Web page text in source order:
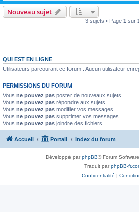
Nouveau sujet
3 sujets • Page 1 sur
QUI EST EN LIGNE
Utilisateurs parcourant ce forum : Aucun utilisateur
PERMISSIONS DU FORUM
Vous ne pouvez pas poster de nouveaux sujets
Vous ne pouvez pas répondre aux sujets
Vous ne pouvez pas modifier vos messages
Vous ne pouvez pas supprimer vos messages
Vous ne pouvez pas joindre des fichiers
Accueil Portail Index du forum
Développé parphpBB® Forum
Traduit parphpBB-
Confidentialité |